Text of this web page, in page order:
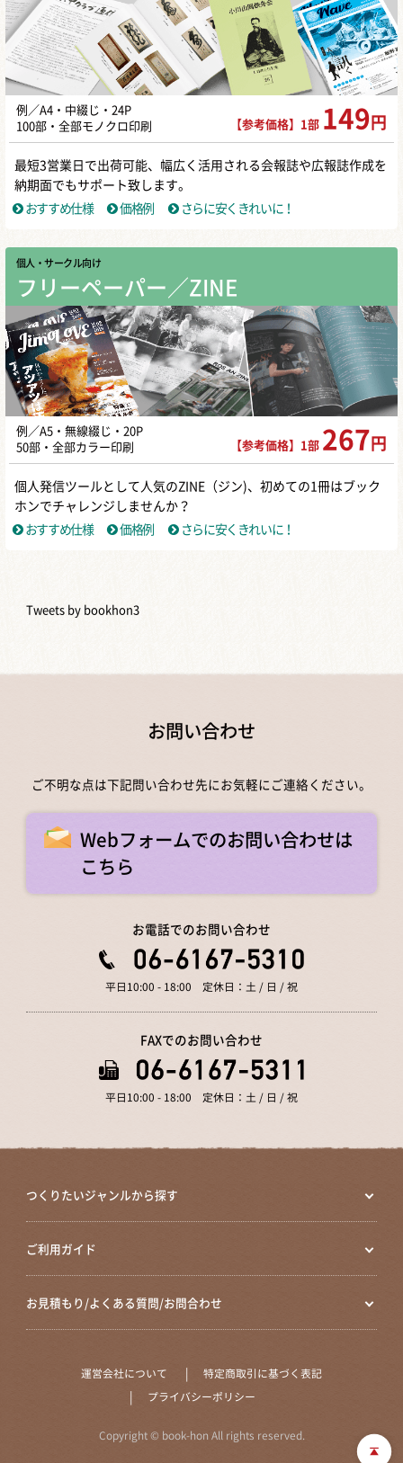
例／A4・中綴じ・24P
100部・全部モノクロ印刷
【参考価格】1部 149 円
最短3営業日で出荷可能、幅広く活用される会報誌や広報誌作成を
納期面でもサポート致します。
おすすめ仕様
価格例 さらに安くきれいに！
個人・サークル向け
フリーペーパー／ZINE
例／A5・無線綴じ・20P
50部・全部カラー印刷
【参考価格】1部 267 円
個人発信ツールとして人気のZINE（ジン)、初めての1冊はブック
ホンでチャレンジしませんか？
おすすめ仕様
価格例 さらに安くきれいに！
Tweets by bookhon3
お問い合わせ
ご不明な点は下記問い合わせ先にお気軽にご連絡ください。
Webフォームでのお問い合わせは
こちら
お電話でのお問い合わせ
平日10:00 - 18:00 定休日：土 / 日 / 祝
FAXでのお問い合わせ
平日10:00 - 18:00 定休日：土 / 日 / 祝
つくりたいジャンルから探す
ご利用ガイド
お見積もり/よくある質問/お問合わせ
運営会社について 特定商取引に基づく表記
プライバシーポリシー
Copyright © book-hon All rights reserved.